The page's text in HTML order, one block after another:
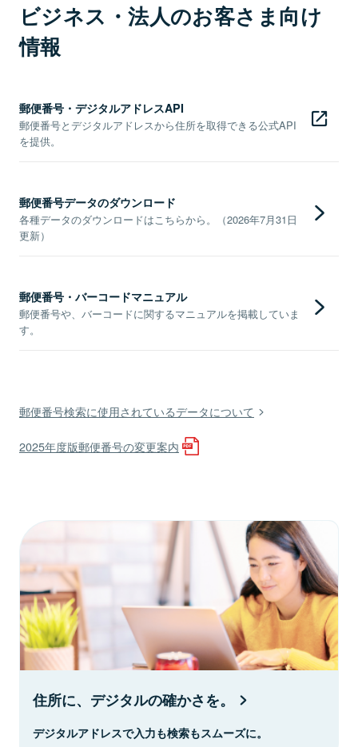
ビジネス・法人のお客さま向け
情報
郵便番号・デジタルアドレスAPI
郵便番号とデジタルアドレスから住所を取得できる公式API
を提供。
郵便番号データのダウンロード
各種データのダウンロードはこちらから。（2026年7月31日
更新）
郵便番号・バーコードマニュアル
郵便番号や、バーコードに関するマニュアルを掲載していま
す。
郵便番号検索に使用されているデータについて
2025年度版郵便番号の変更案内
住所に、デジタルの確かさを。
デジタルアドレスで入力も検索もスムーズに。